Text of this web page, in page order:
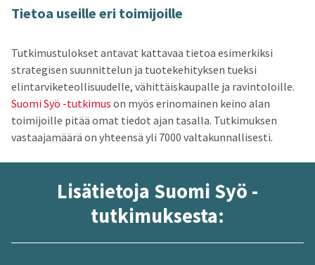
Tie­toa useil­le eri toi­mi­joil­le
Tutkimustulokset antavat kattavaa tietoa esimerkiksi
strategisen suunnittelun ja tuotekehityksen tueksi
elintarviketeollisuudelle, vähittäiskaupalle ja ravintoloille.
Suomi Syö -tutkimus on myös erinomainen keino alan
toimijoille pitää omat tiedot ajan tasalla. Tutkimuksen
vastaajamäärä on yhteensä yli 7000 valtakunnallisesti.
Li­sä­tie­to­ja Suomi Syö -​
tutkimuksesta: